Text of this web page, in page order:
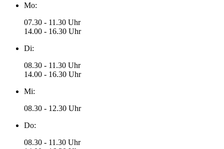
Mo:
07.30 - 11.30 Uhr
14.00 - 16.30 Uhr
Di:
08.30 - 11.30 Uhr
14.00 - 16.30 Uhr
Mi:
08.30 - 12.30 Uhr
Do:
08.30 - 11.30 Uhr